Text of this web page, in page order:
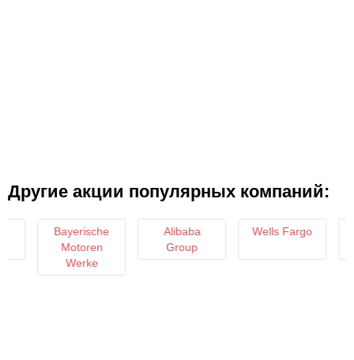
Другие акции популярных компаний:
Bayerische
Motoren
Werke
Alibaba
Group
Wells Fargo